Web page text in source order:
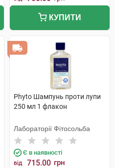
КУПИТИ
Phyto Шампунь проти лупи
250 мл 1 флакон
Лабораторії Фітосольба
Є в наявності
від 715.00 грн